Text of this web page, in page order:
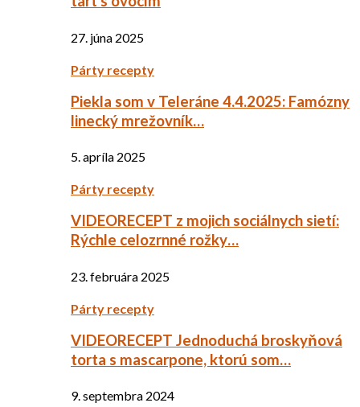
27. júna 2025
Párty recepty
Piekla som v Teleráne 4.4.2025: Famózny
linecký mrežovník…
5. apríla 2025
Párty recepty
VIDEORECEPT z mojich sociálnych sietí:
Rýchle celozrnné rožky…
23. februára 2025
Párty recepty
VIDEORECEPT Jednoduchá broskyňová
torta s mascarpone, ktorú som…
9. septembra 2024